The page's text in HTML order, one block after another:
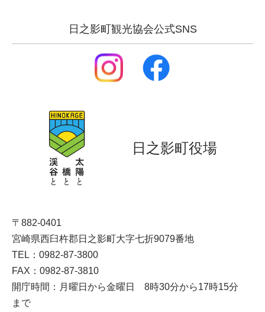
日之影町観光協会公式SNS
日之影町役場
〒882-0401
宮崎県西臼杵郡日之影町大字七折9079番地
TEL：0982-87-3800
FAX：0982-87-3810
開庁時間：月曜日から金曜日 8時30分から17時15分
まで